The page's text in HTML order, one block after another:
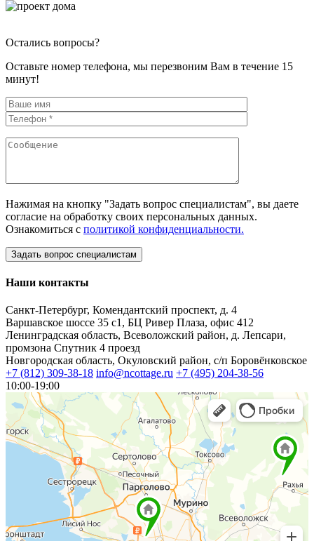
Остались вопросы?
Оставьте номер телефона, мы перезвоним Вам в течение 15
минут!
Нажимая на кнопку "Задать вопрос специалистам", вы даете
согласие на обработку своих персональных данных.
Ознакомиться с политикой конфиденциальности.
Наши контакты
Санкт-Петербург, Комендантский проспект, д. 4
Варшавское шоссе 35 с1, БЦ Ривер Плаза, офис 412
Ленинградская область, Всеволожский район, д. Лепсари,
промзона Спутник 4 проезд
Новгородская область, Окуловский район, с/п Боровёнковское
+7 (812) 309-38-18 info@ncottage.ru +7 (495) 204-38-56
10:00-19:00